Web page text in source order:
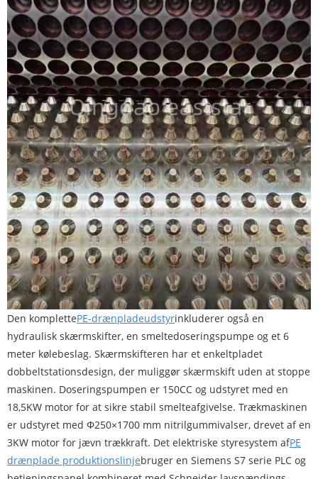
Den komplettePE-drænpladeudstyrinkluderer også en
hydraulisk skærmskifter, en smeltedoseringspumpe og et 6
meter kølebeslag. Skærmskifteren har et enkeltpladet
dobbeltstationsdesign, der muliggør skærmskift uden at stoppe
maskinen. Doseringspumpen er 150CC og udstyret med en
18,5KW motor for at sikre stabil smelteafgivelse. Trækmaskinen
er udstyret med Φ250×1700 mm nitrilgummivalser, drevet af en
3KW motor for jævn trækkraft. Det elektriske styresystem afPE
drænplade produktionslinjebruger en Siemens S7 serie PLC og